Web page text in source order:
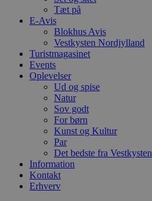
Tæt på
E-Avis
Blokhus Avis
Vestkysten Nordjylland
Turistmagasinet
Events
Oplevelser
Ud og spise
Natur
Sov godt
For børn
Kunst og Kultur
Par
Det bedste fra Vestkysten
Information
Kontakt
Erhverv